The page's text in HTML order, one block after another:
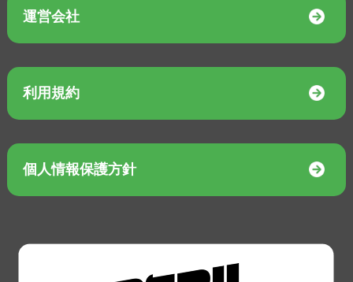
運営会社
利用規約
個人情報保護方針